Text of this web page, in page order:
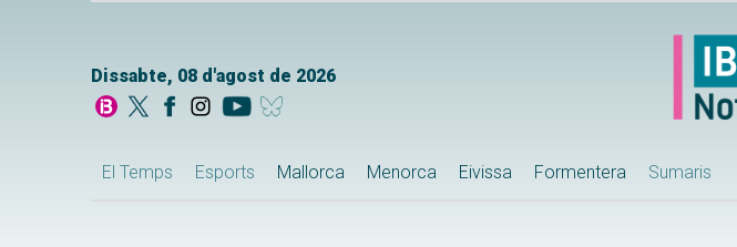
Dissabte, 08 d'agost de 2026
El Temps Esports Mallorca Menorca Eivissa Formentera Sumaris